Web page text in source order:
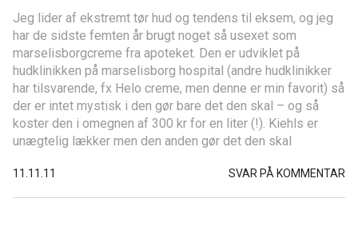
Jeg lider af ekstremt tør hud og tendens til eksem, og jeg
har de sidste femten år brugt noget så usexet som
marselisborgcreme fra apoteket. Den er udviklet på
hudklinikken på marselisborg hospital (andre hudklinikker
har tilsvarende, fx Helo creme, men denne er min favorit) så
der er intet mystisk i den gør bare det den skal – og så
koster den i omegnen af 300 kr for en liter (!). Kiehls er
unægtelig lækker men den anden gør det den skal
11.11.11 SVAR PÅ KOMMENTAR